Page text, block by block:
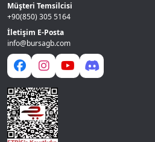
Müşteri Temsilcisi
+90(850) 305 5164
İletişim E-Posta
info@bursagb.com